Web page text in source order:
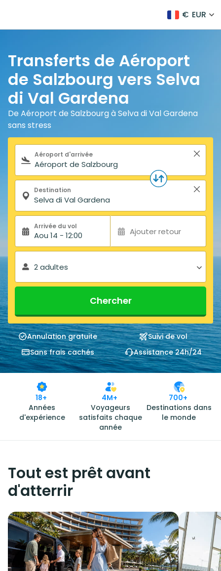
€ EUR
Transferts de Aéroport
de Salzbourg vers Selva
di Val Gardena
De Aéroport de Salzbourg à Selva di Val Gardena
sans stress
Formulaire de recherche
Aéroport d'arrivée
Destination
Arrivée du vol
Aou 14 - 12:00 Ajouter retour
2 adultes
Chercher
Annulation gratuite
Suivi de vol
Sans frais cachés
Assistance 24h/24
18+
Années
d'expérience
4M+
Voyageurs
satisfaits chaque
année
700+
Destinations dans
le monde
Tout est prêt avant
d'atterrir